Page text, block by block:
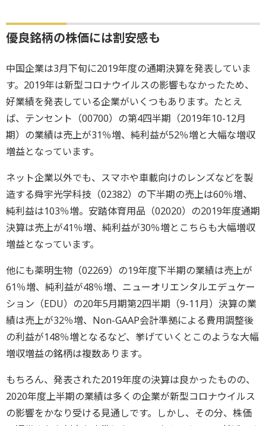
優良銘柄の株価には割安感も
中国企業は3月下旬に2019年度の通期決算を発表していま
す。2019年は新型コロナウイルスの影響もなかったため、
好業績を発表している企業がいくつもあります。たとえ
ば、テンセント（00700）の第4四半期（2019年10-12月
期）の業績は売上が31％増、純利益が52％増と大幅な増収
増益となっています。
ネット企業以外でも、スマホや車載向けのレンズなどを製
造する舜宇光学科技（02382）の下半期の売上は60％増、
純利益は103％増。安踏体育用品（02020）の2019年度通期
決算は売上が41％増、純利益が30％増とこちらも大幅増収
増益となっています。
他にも薬明生物（02269）の19年度下半期の業績は売上が
61％増、純利益が48％増、ニューオリエンタルエデュケー
ション（EDU）の20年5月期第2四半期（9-11月）決算の業
績は売上が32％増、Non-GAAP会計準拠による費用調整後
の利益が148％増となるなど、挙げていくとこのような大幅
増収増益の銘柄は複数あります。
もちろん、発表された2019年度の決算は良かったものの、
2020年度上半期の業績は多くの企業が新型コロナウイルス
の影響をかなり受ける見通しです。しかし、その分、株価